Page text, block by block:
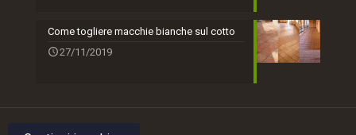
Come togliere macchie bianche sul cotto
27/11/2019